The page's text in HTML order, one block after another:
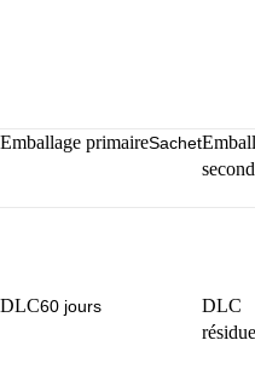
Emballage primaireSachet
DLC60 jours
DLC